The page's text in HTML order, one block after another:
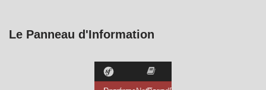
Le Panneau d'Information